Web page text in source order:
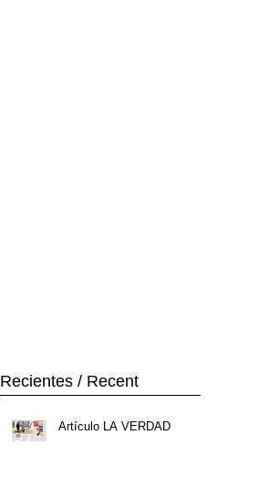
Recientes / Recent
Artículo LA VERDAD